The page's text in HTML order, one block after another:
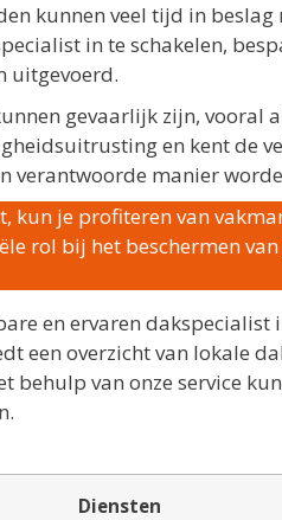
kunnen veel tijd in
in te schakelen,
uitgevoerd.
gevaarlijk zijn, vooral
en kent de
verantwoorde manier
kun je profiteren van
rol bij het beschermen
en ervaren
een overzicht van lokale
behulp van onze service
Diensten